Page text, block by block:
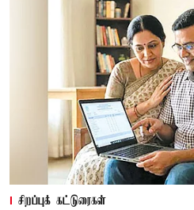
சிறப்புக் கட்டுரைகள்